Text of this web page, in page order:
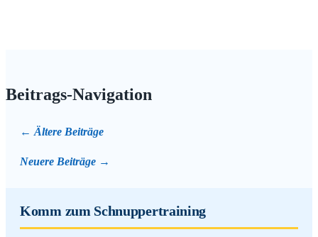
Beitrags-Navigation
Ältere Beiträge
Neuere Beiträge
Komm zum Schnuppertraining